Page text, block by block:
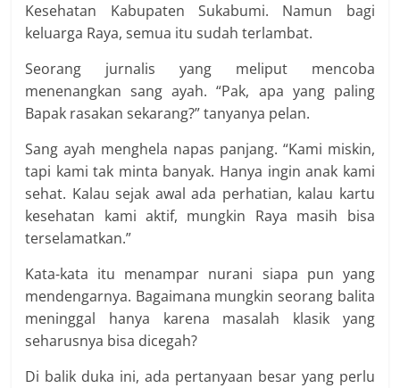
Kesehatan Kabupaten Sukabumi. Namun bagi
keluarga Raya, semua itu sudah terlambat.
Seorang jurnalis yang meliput mencoba
menenangkan sang ayah. “Pak, apa yang paling
Bapak rasakan sekarang?” tanyanya pelan.
Sang ayah menghela napas panjang. “Kami miskin,
tapi kami tak minta banyak. Hanya ingin anak kami
sehat. Kalau sejak awal ada perhatian, kalau kartu
kesehatan kami aktif, mungkin Raya masih bisa
terselamatkan.”
Kata-kata itu menampar nurani siapa pun yang
mendengarnya. Bagaimana mungkin seorang balita
meninggal hanya karena masalah klasik yang
seharusnya bisa dicegah?
Di balik duka ini, ada pertanyaan besar yang perlu